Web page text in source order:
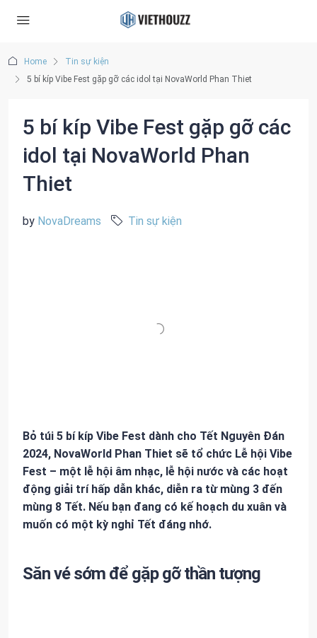
Home
Tin sự kiện
5 bí kíp Vibe Fest gặp gỡ các idol tại NovaWorld Phan Thiet
5 bí kíp Vibe Fest gặp gỡ các
idol tại NovaWorld Phan
Thiet
by NovaDreams Tin sự kiện
Bỏ túi 5 bí kíp Vibe Fest dành cho Tết Nguyên Đán
2024, NovaWorld Phan Thiet sẽ tổ chức Lễ hội Vibe
Fest – một lễ hội âm nhạc, lễ hội nước và các hoạt
động giải trí hấp dẫn khác, diễn ra từ mùng 3 đến
mùng 8 Tết. Nếu bạn đang có kế hoạch du xuân và
muốn có một kỳ nghỉ Tết đáng nhớ.
Săn vé sớm để gặp gỡ thần tượng